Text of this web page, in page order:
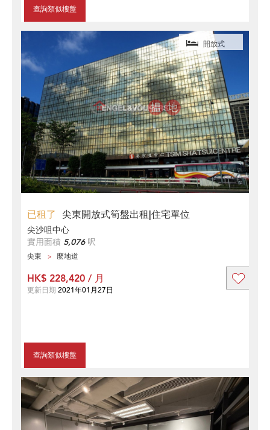
查詢類似樓盤
已租了 尖東開放式筍盤出租|住宅單位
開放式
尖沙咀中心
實用面積 5,076呎
尖東 麼地道
查詢類似樓盤
HK$ 228,420 / 月
更新日期 2021年01月27日